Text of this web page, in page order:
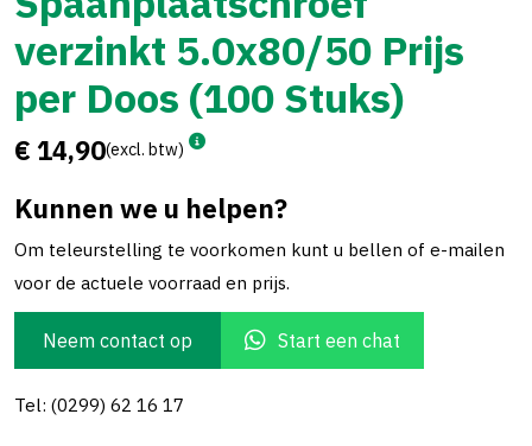
verzinkt 5.0x80/50 Prijs
per Doos (100 Stuks)
€ 14,90(excl. btw)
Kunnen we u helpen?
Om teleurstelling te voorkomen kunt u bellen of e-mailen
voor de actuele voorraad en prijs.
Neem contact op Start een chat
Tel: (0299) 62 16 17